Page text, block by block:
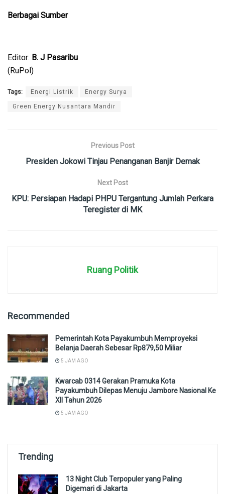
Berbagai Sumber
Editor: B. J Pasaribu
(RuPol)
Tags: Energi Listrik Energy Surya
Green Energy Nusantara Mandir
Previous Post
Presiden Jokowi Tinjau Penanganan Banjir Demak
Next Post
KPU: Persiapan Hadapi PHPU Tergantung Jumlah Perkara
Teregister di MK
Ruang Politik
Recommended
Pemerintah Kota Payakumbuh Memproyeksi
Belanja Daerah Sebesar Rp879,50 Miliar
5 JAM AGO
Kwarcab 0314 Gerakan Pramuka Kota
Payakumbuh Dilepas Menuju Jambore Nasional Ke
XII Tahun 2026
5 JAM AGO
Trending
13 Night Club Terpopuler yang Paling
Digemari di Jakarta